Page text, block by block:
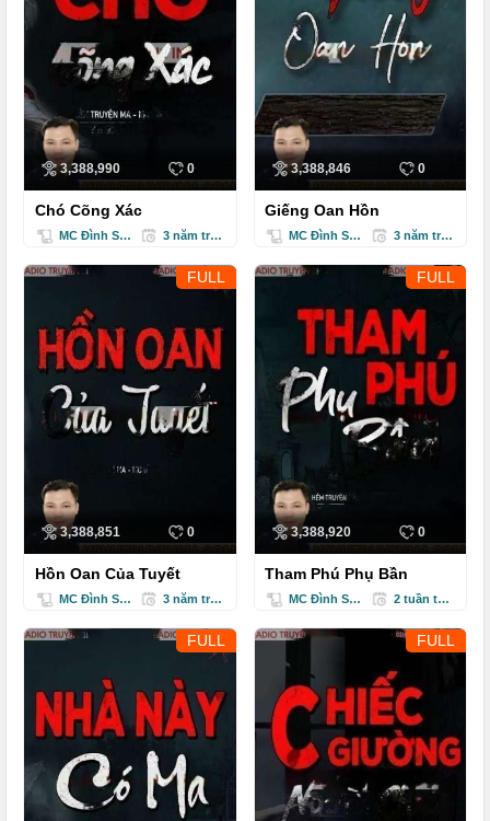
3,388,990 0
Chó Cõng Xác
MC Đình Soạn 3 năm trước
3,388,846 0
Giếng Oan Hồn
MC Đình Soạn 3 năm trước
FULL
3,388,851 0
Hồn Oan Của Tuyết
MC Đình Soạn 3 năm trước
FULL
3,388,920 0
Tham Phú Phụ Bần
MC Đình Soạn 2 tuần trước
FULL FULL